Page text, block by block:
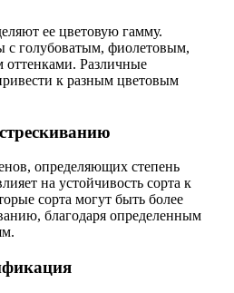
ее цветовую гамму.
с голубоватым, фиолетовым,
Различные
к разным цветовым
определяющих степень
на устойчивость сорта к
сорта могут быть более
благодаря определенным